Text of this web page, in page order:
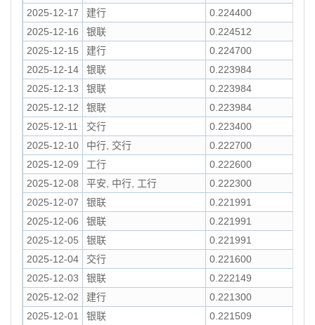
2025-12-17
建行
0.224400
2025-12-16
银联
0.224512
2025-12-15
建行
0.224700
2025-12-14
银联
0.223984
2025-12-13
银联
0.223984
2025-12-12
银联
0.223984
2025-12-11
交行
0.223400
2025-12-10
中行, 交行
0.222700
2025-12-09
工行
0.222600
2025-12-08
平安, 中行, 工行
0.222300
2025-12-07
银联
0.221991
2025-12-06
银联
0.221991
2025-12-05
银联
0.221991
2025-12-04
交行
0.221600
2025-12-03
银联
0.222149
2025-12-02
建行
0.221300
2025-12-01
银联
0.221509